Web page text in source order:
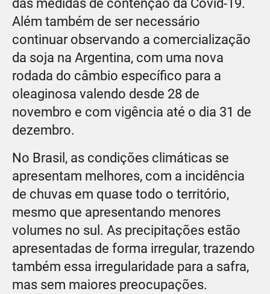
das medidas de contenção da Covid-19.
Além também de ser necessário
continuar observando a comercialização
da soja na Argentina, com uma nova
rodada do câmbio específico para a
oleaginosa valendo desde 28 de
novembro e com vigência até o dia 31 de
dezembro.
No Brasil, as condições climáticas se
apresentam melhores, com a incidência
de chuvas em quase todo o território,
mesmo que apresentando menores
volumes no sul. As precipitações estão
apresentadas de forma irregular, trazendo
também essa irregularidade para a safra,
mas sem maiores preocupações.